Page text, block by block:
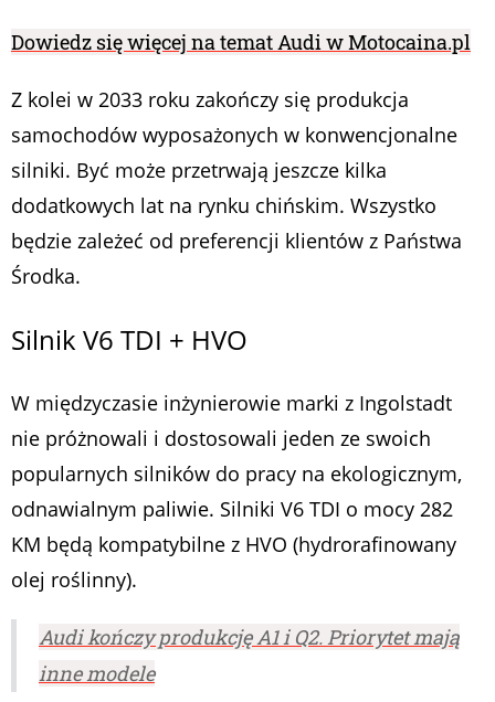
Dowiedz się więcej na temat Audi w Motocaina.pl
Z kolei w 2033 roku zakończy się produkcja
samochodów wyposażonych w konwencjonalne
silniki. Być może przetrwają jeszcze kilka
dodatkowych lat na rynku chińskim. Wszystko
będzie zależeć od preferencji klientów z Państwa
Środka.
Silnik V6 TDI + HVO
W międzyczasie inżynierowie marki z Ingolstadt
nie próżnowali i dostosowali jeden ze swoich
popularnych silników do pracy na ekologicznym,
odnawialnym paliwie. Silniki V6 TDI o mocy 282
KM będą kompatybilne z HVO (hydrorafinowany
olej roślinny).
Audi kończy produkcję A1 i Q2. Priorytet mają
inne modele